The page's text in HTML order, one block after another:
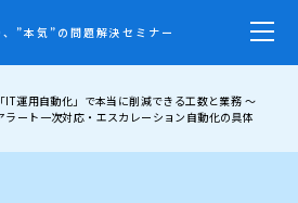
”本気”の問題解決セミナー
IT運用自動化」で本当に削減できる工数と業務 〜
ラート一次対応・エスカレーション自動化の具体